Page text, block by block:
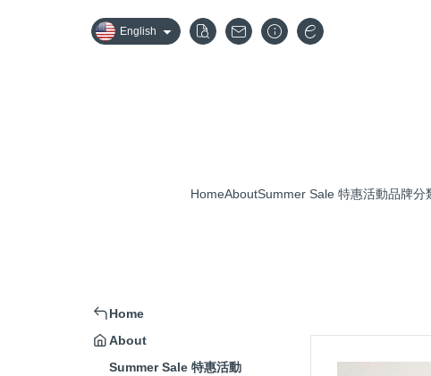
English
HomeAboutSummer Sale 特惠活動品牌分
Home
About
Summer Sale 特惠活動